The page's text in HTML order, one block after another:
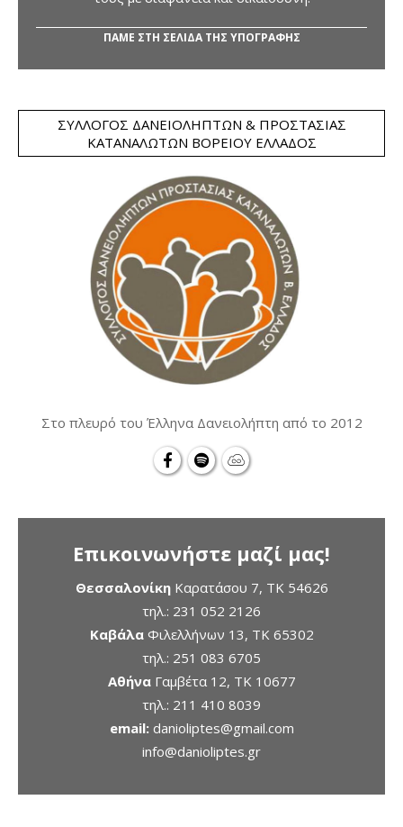
ΠΑΜΕ ΣΤΗ ΣΕΛΙΔΑ ΤΗΣ ΥΠΟΓΡΑΦΗΣ
ΣΎΛΛΟΓΟΣ ΔΑΝΕΙΟΛΗΠΤΏΝ & ΠΡΟΣΤΑΣΊΑΣ
ΚΑΤΑΝΑΛΩΤΏΝ ΒΟΡΕΊΟΥ ΕΛΛΆΔΟΣ
Στο πλευρό του Έλληνα Δανειολήπτη από το 2012
Επικοινωνήστε μαζί μας!
ΘεσσαλονίκηΚαρατάσου 7, TK 54626
τηλ.: 231 052 2126
ΚαβάλαΦιλελλήνων 13, ΤΚ 65302
τηλ.: 251 083 6705
ΑθήναΓαμβέτα 12, ΤΚ 10677
τηλ.: 211 410 8039
email: danioliptes@gmail.com
info@danioliptes.gr